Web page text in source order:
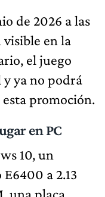
de 2026 a las
visible en la
el juego
ya no podrá
promoción.
en PC
10, un
a 2.13
una placa